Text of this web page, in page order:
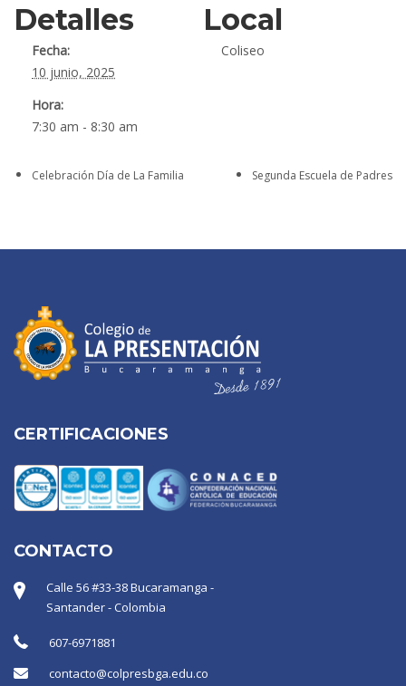
Detalles
Fecha:
10 junio, 2025
Hora:
7:30 am - 8:30 am
Local
Coliseo
Celebración Día de La Familia Segunda Escuela de Padres
CERTIFICACIONES
CONTACTO
Calle 56 #33-38 Bucaramanga -
Santander - Colombia
607-6971881
contacto@colpresbga.edu.co